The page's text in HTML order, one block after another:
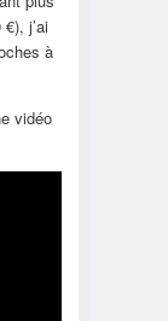
j’ai
à
vidéo